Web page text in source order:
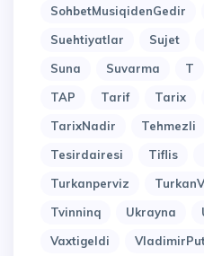
SohbetMusiqidenGedir
Suehtiyatlar
Sujet
Suna
Suvarma T
TAP
Tarif Tarix
TarixNadir
Tehmezli
Tesirdairesi
Tiflis
Turkanperviz
Tvinninq
Ukrayna
Vaxtigeldi